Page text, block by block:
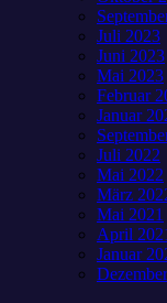
Juli 2023
Juni 2023
Mai 2023
Februar
Januar
Juli 2022
Mai 2022
März
Mai 2021
April
Januar